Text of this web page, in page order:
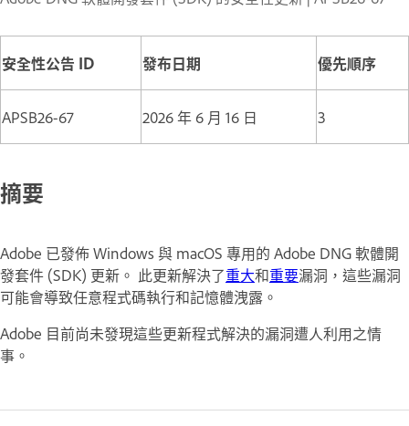
安全性公告 ID 發布日期 優先順序
APSB26-67 2026 年 6 月 16 日 3
摘要
Adobe 已發佈 Windows 與 macOS 專用的 Adobe DNG 軟體開
發套件 (SDK) 更新。 此更新解決了重大和重要漏洞，這些漏洞
可能會導致任意程式碼執行和記憶體洩露。
Adobe 目前尚未發現這些更新程式解決的漏洞遭人利用之情
事。